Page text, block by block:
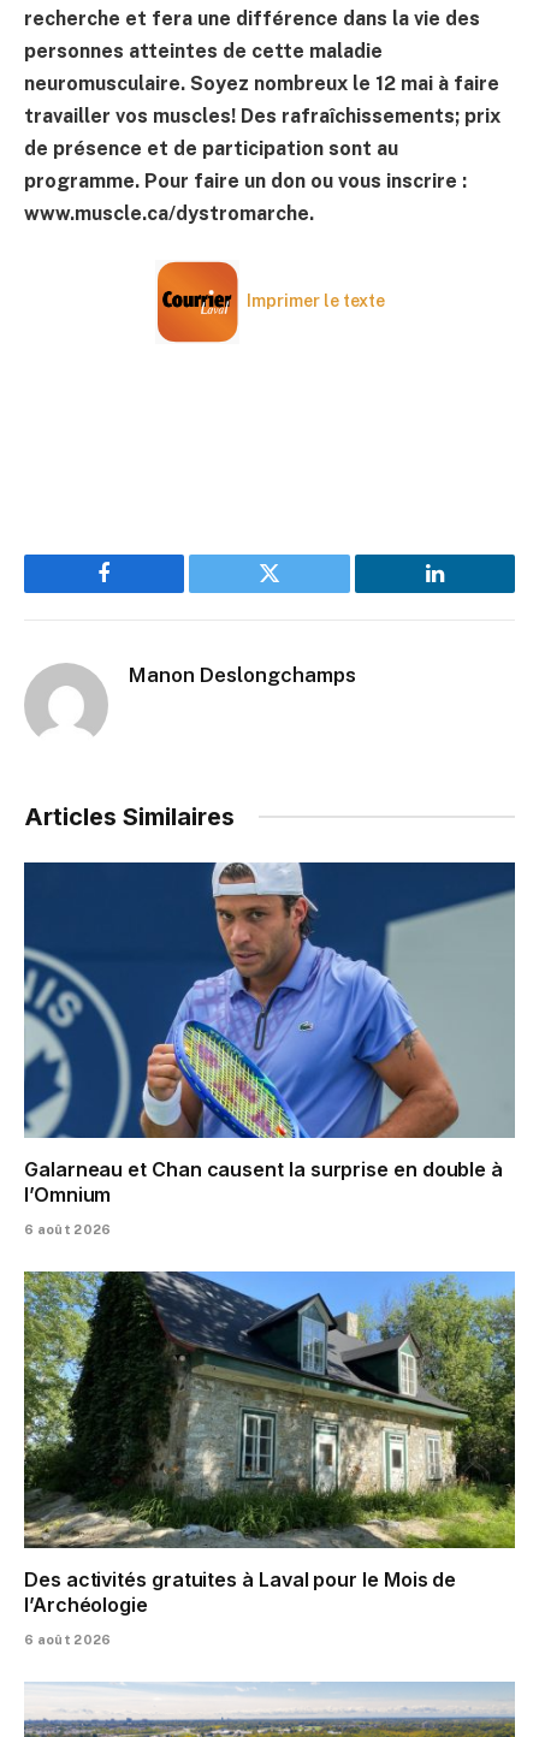
recherche et fera une différence dans la vie des
personnes atteintes de cette maladie
neuromusculaire. Soyez nombreux le 12 mai à faire
travailler vos muscles! Des rafraîchissements; prix
de présence et de participation sont au
programme. Pour faire un don ou vous inscrire :
www.muscle.ca/dystromarche.
Imprimer le texte
Facebook Twitter LinkedIn
Manon Deslongchamps
Articles Similaires
Galarneau et Chan causent la surprise en double à
l’Omnium
6 août 2026
Des activités gratuites à Laval pour le Mois de
l’Archéologie
6 août 2026